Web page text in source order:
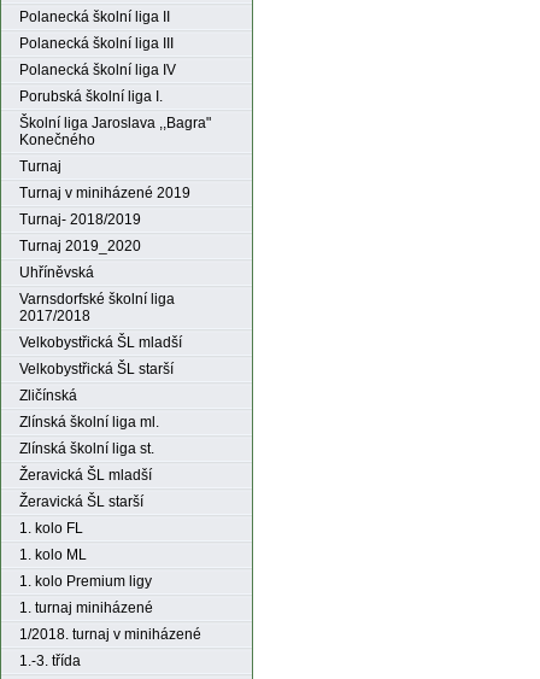
Polanecká školní liga II
Polanecká školní liga III
Polanecká školní liga IV
Porubská školní liga I.
Školní liga Jaroslava ,,Bagra"
Konečného
Turnaj
Turnaj v miniházené 2019
Turnaj- 2018/2019
Turnaj 2019_2020
Uhříněvská
Varnsdorfské školní liga
2017/2018
Velkobystřická ŠL mladší
Velkobystřická ŠL starší
Zličínská
Zlínská školní liga ml.
Zlínská školní liga st.
Žeravická ŠL mladší
Žeravická ŠL starší
1. kolo FL
1. kolo ML
1. kolo Premium ligy
1. turnaj miniházené
1/2018. turnaj v miniházené
1.-3. třída